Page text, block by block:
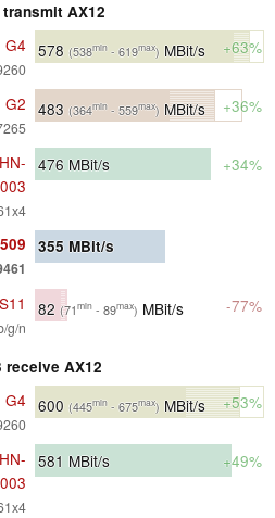
AX12
G4 578 (538min - 619max) MBit/s +63%
G2 483 (364min - 559max) MBit/s +36%
476 MBit/s +34%
355 MBit/s
g/n
82 (71min - 89max) MBit/s -77%
receive AX12
G4 600 (445min - 675max) MBit/s +53%
581 MBit/s +49%